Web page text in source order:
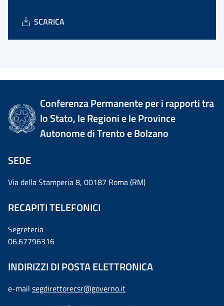
SCARICA
Conferenza Permanente per i rapporti tra
lo Stato, le Regioni e le Province
Autonome di Trento e Bolzano
SEDE
Via della Stamperia 8, 00187 Roma (RM)
RECAPITI TELEFONICI
Segreteria
06.67796316
INDIRIZZI DI POSTA ELETTRONICA
e-mail segdirettorecsr@governo.it